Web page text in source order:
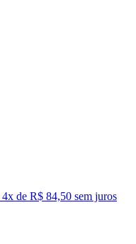
4x de R$ 84,50 sem juros